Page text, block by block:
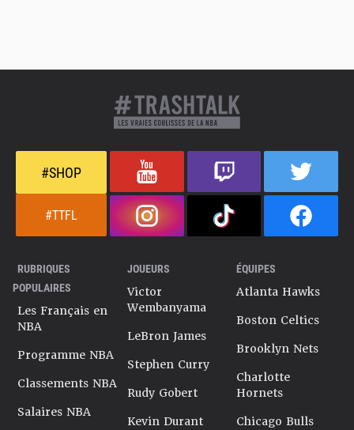
#SHOP
#TTFL
RUBRIQUES
POPULAIRES
Les Français en
NBA
Programme NBA
Classements NBA
Salaires NBA
JOUEURS
Victor
Wembanyama
LeBron James
Stephen Curry
Rudy Gobert
Kevin Durant
ÉQUIPES
Atlanta Hawks
Boston Celtics
Brooklyn Nets
Charlotte
Hornets
Chicago Bulls